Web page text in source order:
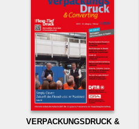
VERPACKUNGSDRUCK &